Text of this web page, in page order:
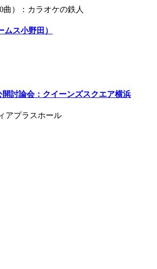
）：カラオケの鉄人
ス小野田）
討論会：クイーンズスクエア横浜
アプラスホール